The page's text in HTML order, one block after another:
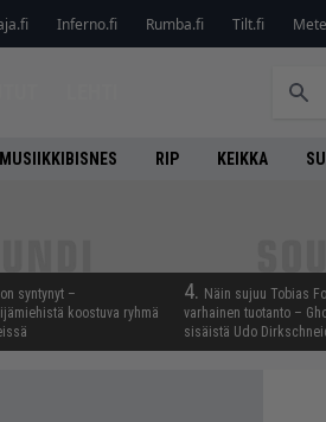
Inferno.fi Rumba.fi Tilt.fi
MUSIIKKIBISNES RIP KEIKKA
syntynyt –
koostuva ryhmä
4. Näin sujuu Tobias
varhainen tuotanto –
sisäistä Udo